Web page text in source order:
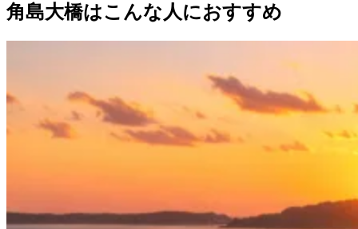
角島大橋はこんな人におすすめ